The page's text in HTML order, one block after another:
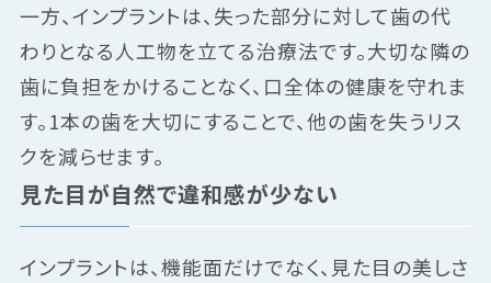
一方、インプラントは、失った部分に対して歯の代
わりとなる人工物を立てる治療法です。大切な隣の
歯に負担をかけることなく、口全体の健康を守れま
す。1本の歯を大切にすることで、他の歯を失うリス
クを減らせます。
見た目が自然で違和感が少ない
インプラントは、機能面だけでなく、見た目の美しさ